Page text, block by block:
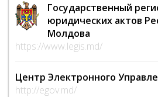
Государственный
юридических актов
Молдова
https://www.legis.md/
Центр Электронного
http://egov.md/